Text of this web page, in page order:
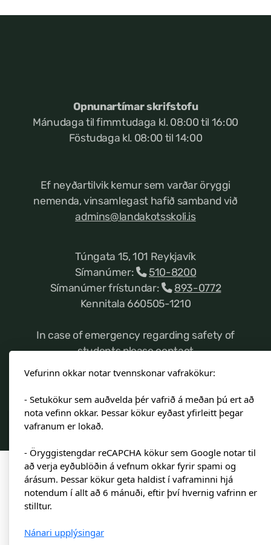
Opnunartímar skrifstofu
Mánudaga til fimmtudaga kl. 08:00 til 16:00
Föstudaga kl. 08:00 til 14:00
Ef neyðartilvik kemur sem varðar öryggi
nemenda, vinsamlegast hafið samband við
admins@landakotsskoli.is
Túngata 15, 101 Reykjavík
Símanúmer:
510-8200
Símanúmer frístundar:
893-0772
Kennitala 660505-1210
In case of emergency regarding safety of
students please contact
admins@landakotsskoli.is
©2023 Landakotsskóli
Vefurinn okkar notar tvennskonar vafrakökur:
- Setukökur sem auðvelda þér vafrið á meðan þú ert að
nota vefinn okkar. Þessar kökur eyðast yfirleitt þegar
vafranum er lokað.
- Öryggistengdar reCAPCHA kökur sem Google notar til
að verja eyðublöðin á vefnum okkar fyrir spami og
árásum. Þessar kökur geta haldist í vaframinni hjá
notendum í allt að 6 mánuði, eftir því hvernig vafrinn er
stilltur.
Nánari upplýsingar